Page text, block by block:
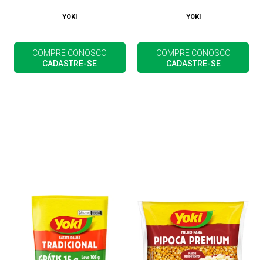
YOKI
COMPRE CONOSCO
CADASTRE-SE
YOKI
COMPRE CONOSCO
CADASTRE-SE